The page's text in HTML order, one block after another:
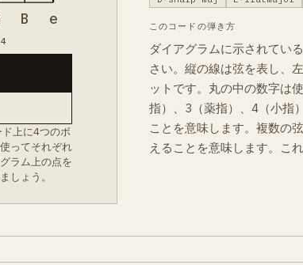
B e
上に4つのボ
ってそれぞれ
ラム上の点を
しょう。
このコードの弾き方
ダイアグラムに示されてい
さい。縦の線は弦を表し、
ットです。丸の中の数字は
指）、3（薬指）、4（小指
ことを意味します。複数の
えることを意味します。こ